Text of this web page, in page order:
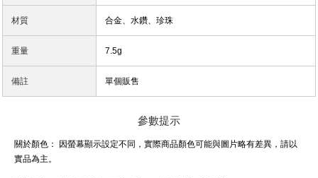
材質 合金、水鑽、珍珠
重量 7.5g
備註 單個販售
參數提示
關於顏色：
因螢幕顯示設定不同，實際商品顏色可能與圖片略有差異，請以
實品為主。